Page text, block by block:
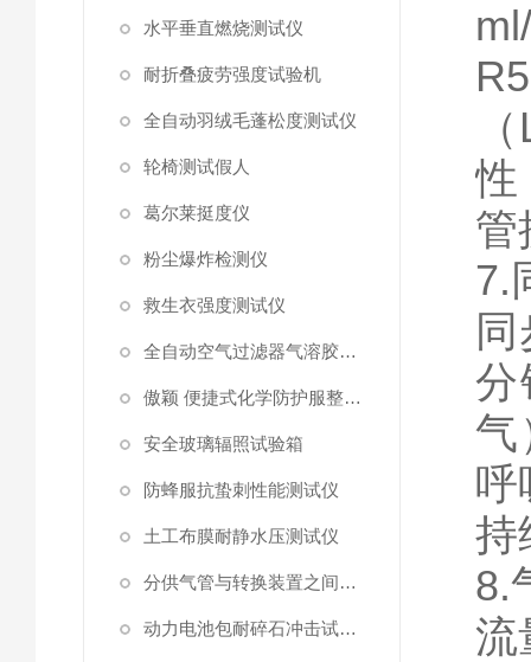
水平垂直燃烧测试仪
耐折叠疲劳强度试验机
全自动羽绒毛蓬松度测试仪
轮椅测试假人
葛尔莱挺度仪
粉尘爆炸检测仪
救生衣强度测试仪
全自动空气过滤器气溶胶细菌截留测试仪
傲颖 便捷式化学防护服整体气密性测试仪
安全玻璃辐照试验箱
防蜂服抗蛰刺性能测试仪
土工布膜耐静水压测试仪
分供气管与转换装置之间连接强度试验机
动力电池包耐碎石冲击试验机
（
性
管
7.
分
气
呼
持
8.
流